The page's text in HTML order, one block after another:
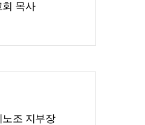
회 목사
조 지부장